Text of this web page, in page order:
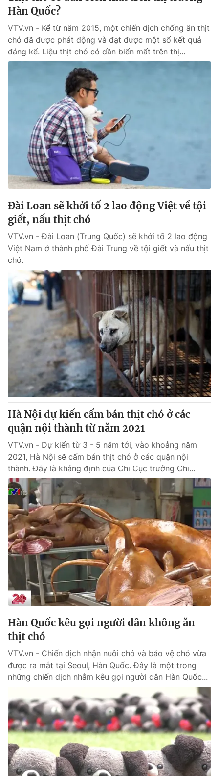
Hàn Quốc?
VTV.vn - Kể từ năm 2015, một chiến dịch chống ăn thịt
chó đã được phát động và đạt được một số kết quả
đáng kể. Liệu thịt chó có dần biến mất trên thị...
Đài Loan sẽ khởi tố 2 lao động Việt về tội
giết, nấu thịt chó
VTV.vn - Đài Loan (Trung Quốc) sẽ khởi tố 2 lao động
Việt Nam ở thành phố Đài Trung về tội giết và nấu thịt
chó.
Hà Nội dự kiến cấm bán thịt chó ở các
quận nội thành từ năm 2021
VTV.vn - Dự kiến từ 3 - 5 năm tới, vào khoảng năm
2021, Hà Nội sẽ cấm bán thịt chó ở các quận nội
thành. Đây là khẳng định của Chi Cục trưởng Chi...
Hàn Quốc kêu gọi người dân không ăn
thịt chó
VTV.vn - Chiến dịch nhận nuôi chó và bảo vệ chó vừa
được ra mắt tại Seoul, Hàn Quốc. Đây là một trong
những chiến dịch nhằm kêu gọi người dân Hàn Quốc...